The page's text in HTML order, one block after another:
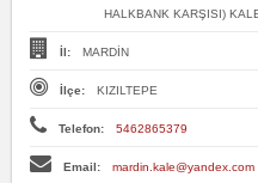
HALKBANK KARŞISI)
İl: MARDİN
İlçe: KIZILTEPE
Telefon: 5462865379
Email: mardin.kale@yandex.com